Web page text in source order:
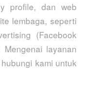
profile, dan web
lembaga, seperti
(Facebook
layanan
kami untuk